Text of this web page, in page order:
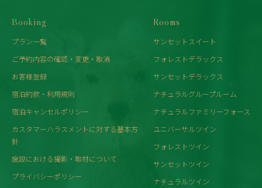
Booking
プラン一覧
ご予約内容の確認・変更・取消
お客様登録
宿泊約款・利用規則
宿泊キャンセルポリシー
カスタマーハラスメントに対する基本方
針
施設における撮影・取材について
プライバシーポリシー
Rooms
サンセットスイート
フォレストデラックス
サンセットデラックス
ナチュラルグループルーム
ナチュラルファミリーフォース
ユニバーサルツイン
フォレストツイン
サンセットツイン
ナチュラルツイン